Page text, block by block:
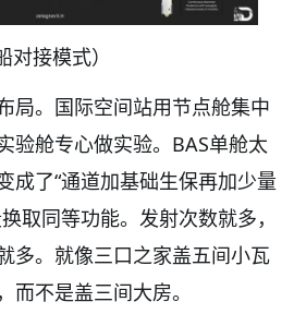
对接模式）
局。国际空间站用节点舱集中
验舱专心做实验。BAS单舱太
成了“通道加基础生保再加少量
取同等功能。发射次数就多，
多。就像三口之家盖五间小瓦
而不是盖三间大房。